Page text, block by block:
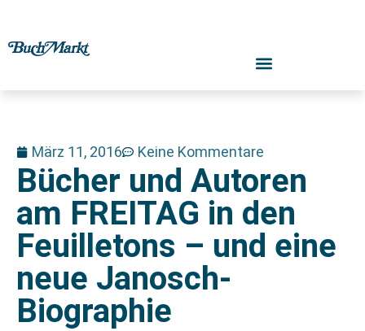
März 11, 2016 Keine Kommentare
Bücher und Autoren
am FREITAG in den
Feuilletons – und eine
neue Janosch-
Biographie